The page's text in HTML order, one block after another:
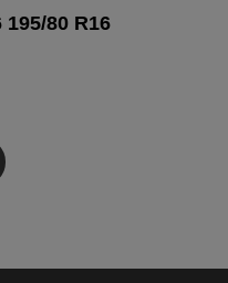
195/80 R16